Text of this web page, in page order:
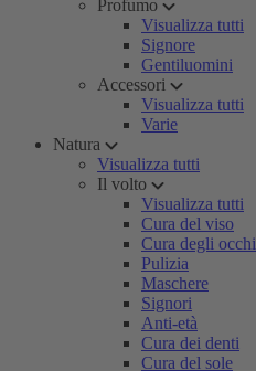
Profumo
Visualizza tutti
Signore
Gentiluomini
Accessori
Visualizza tutti
Varie
Natura
Visualizza tutti
Il volto
Visualizza tutti
Cura del viso
Cura degli occhi
Pulizia
Maschere
Signori
Anti-età
Cura dei denti
Cura del sole